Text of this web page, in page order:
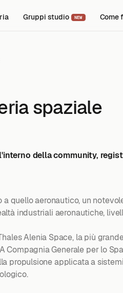
Gruppi studio NEW Come
spaziale
della community,
quello aeronautico, un
industriali aeronautiche,
Alenia Space, la più
Compagnia Generale per lo
propulsione applicata a